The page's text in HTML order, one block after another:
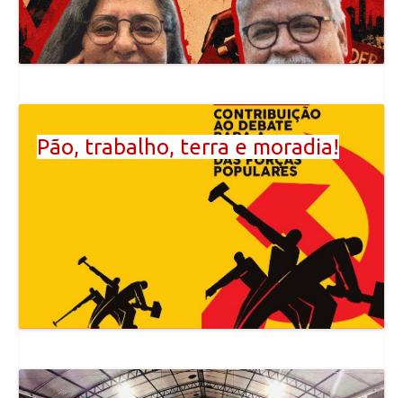
Pão, trabalho, terra e moradia!